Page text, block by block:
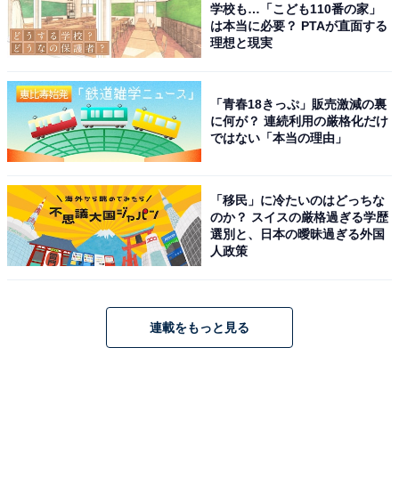
学校も…「こども110番の家」
は本当に必要？ PTAが直面する
理想と現実
「青春18きっぷ」販売激減の裏
に何が？ 連続利用の厳格化だけ
ではない「本当の理由」
「移民」に冷たいのはどっちな
のか？ スイスの厳格過ぎる学歴
選別と、日本の曖昧過ぎる外国
人政策
連載をもっと見る